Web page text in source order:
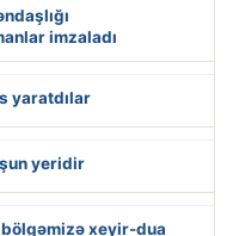
imzaladı
yaratdılar
yeridir
xeyir-dua